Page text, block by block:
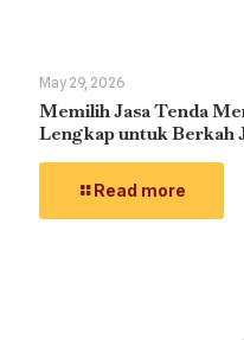
May 29, 2026
Memilih Jasa Tenda
Lengkap untuk Berkah
Read more